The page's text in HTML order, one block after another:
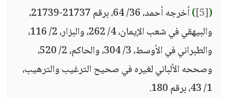
(
[5]
)
أخرجه أحمد، 36/ 64، برقم 21737-21739،
والبيهقي في شعب الإيمان، 4/ 262، والبزار، 2/ 116،
والطبراني في الأوسط، 3/ 304، والحاكم، 2/ 520،
وصححه الألباني لغيره في صحيح الترغيب والترهيب،
1/ 43، برقم 180.